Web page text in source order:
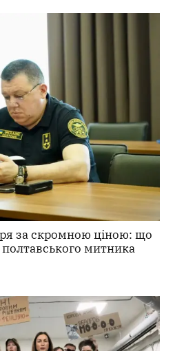
за скромною ціною: що
полтавського митника